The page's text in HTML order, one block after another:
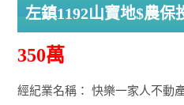
左鎮1192山寶地$農保
350萬
經紀業名稱： 快樂一家人不動